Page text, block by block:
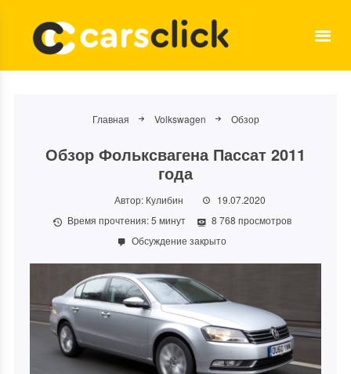
Главная Volkswagen Обзор
Обзор Фольксвагена Пассат 2011
года
Автор: Кулибин
19.07.2020
Время прочтения: 5 минут
8 768 просмотров
Обсуждение закрыто